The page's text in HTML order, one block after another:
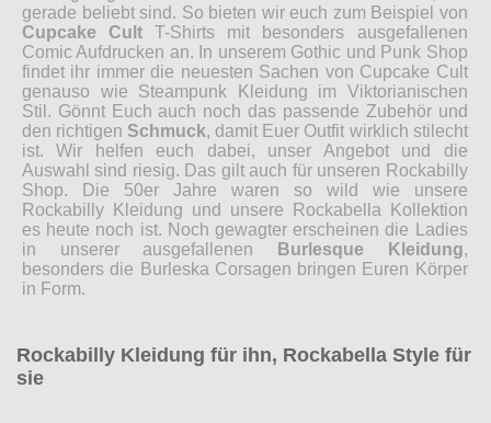
gerade beliebt sind. So bieten wir euch zum Beispiel von
Cupcake Cult T-Shirts mit besonders ausgefallenen
Comic Aufdrucken an. In unserem Gothic und Punk Shop
findet ihr immer die neuesten Sachen von Cupcake Cult
genauso wie Steampunk Kleidung im Viktorianischen
Stil. Gönnt Euch auch noch das passende Zubehör und
den richtigen Schmuck, damit Euer Outfit wirklich stilecht
ist. Wir helfen euch dabei, unser Angebot und die
Auswahl sind riesig. Das gilt auch für unseren Rockabilly
Shop. Die 50er Jahre waren so wild wie unsere
Rockabilly Kleidung und unsere Rockabella Kollektion
es heute noch ist. Noch gewagter erscheinen die Ladies
in unserer ausgefallenen
Burlesque Kleidung,
besonders die Burleska Corsagen bringen Euren Körper
in Form.
Rockabilly Kleidung für ihn, Rockabella Style für
sie